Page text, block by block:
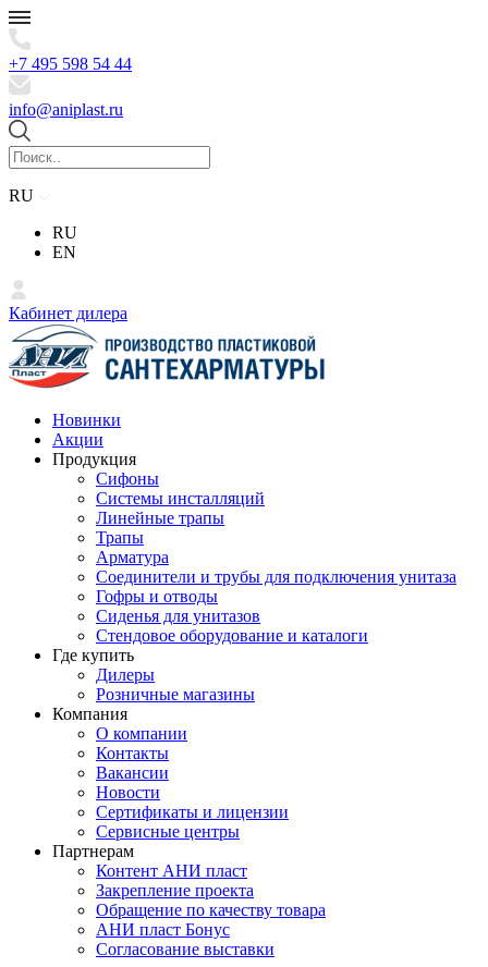
+7 495 598 54 44
info@aniplast.ru
RU
RU
EN
Кабинет дилера
Новинки
Акции
Продукция
Сифоны
Системы инсталляций
Линейные трапы
Трапы
Арматура
Соединители и трубы для подключения унитаза
Гофры и отводы
Сиденья для унитазов
Стендовое оборудование и каталоги
Где купить
Дилеры
Розничные магазины
Компания
О компании
Контакты
Вакансии
Новости
Сертификаты и лицензии
Сервисные центры
Партнерам
Контент АНИ пласт
Закрепление проекта
Обращение по качеству товара
АНИ пласт Бонус
Согласование выставки